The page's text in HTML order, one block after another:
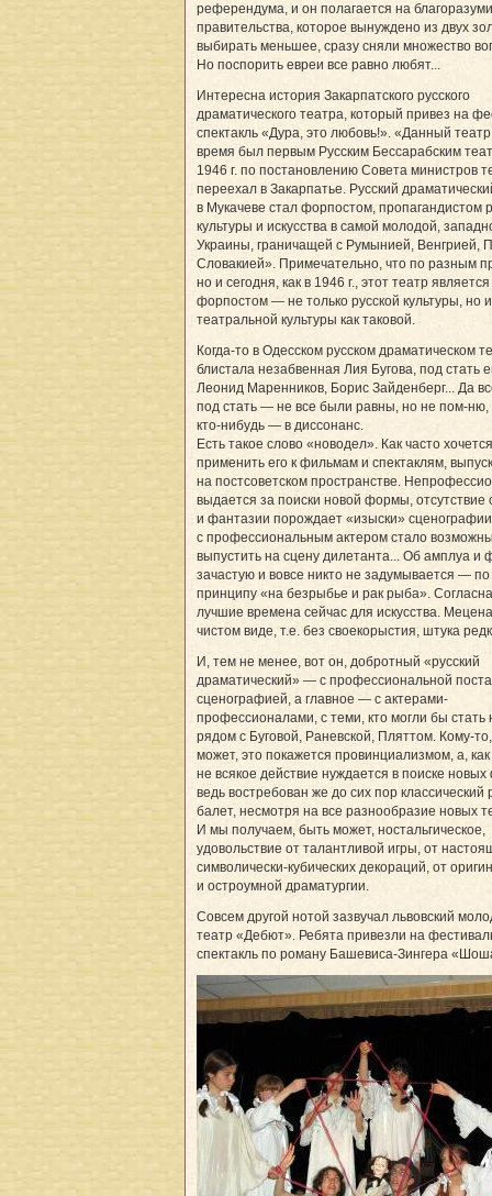
референдума, и он полагается на
правительства, которое вынуждено из двух
выбирать меньшее, сразу сняли множество
Но поспорить евреи все равно любят...
Интересна история Закарпатского русского
драматического театра, который привез на
спектакль «Дура, это любовь!». «Данный театр
время был первым Русским Бессарабским
1946 г. по постановлению Совета министров
переехал в Закарпатье. Русский
в Мукачеве стал форпостом, пропагандистом
культуры и искусства в самой молодой,
Украины, граничащей с Румынией, Венгрией,
Словакией». Примечательно, что по разным
но и сегодня, как в 1946 г., этот театр является
форпостом — не только русской культуры, но и
театральной культуры как таковой.
Когда-то в Одесском русском драматическом
блистала незабвенная Лия Бугова, под стать
Леонид Маренников, Борис Зайденберг... Да
под стать — не все были равны, но не пом-ню,
кто-нибудь — в диссонанс.
Есть такое слово «новодел». Как часто хочется
применить его к фильмам и спектаклям,
на постсоветском пространстве.
выдается за поиски новой формы, отсутствие
и фантазии порождает «изыски»
с профессиональным актером стало
выпустить на сцену дилетанта... Об амплуа и
зачастую и вовсе никто не задумывается — по
принципу «на безрыбье и рак рыба».
лучшие времена сейчас для искусства.
чистом виде, т.е. без своекорыстия, штука
И, тем не менее, вот он, добротный «русский
драматический» — с профессиональной
сценографией, а главное — с актерами-
профессионалами, с теми, кто могли бы стать
рядом с Буговой, Раневской, Пляттом. Кому-
может, это покажется провинциализмом, а,
не всякое действие нуждается в поиске
ведь востребован же до сих пор классический
балет, несмотря на все разнообразие новых
И мы получаем, быть может, ностальгическое,
удовольствие от талантливой игры, от
символически-кубических декораций, от
и остроумной драматургии.
Совсем другой нотой зазвучал львовский
театр «Дебют». Ребята привезли на
спектакль по роману Башевиса-Зингера